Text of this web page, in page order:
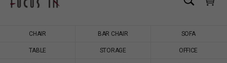
CHAIR BAR CHAIR SOFA
TABLE STORAGE OFFICE